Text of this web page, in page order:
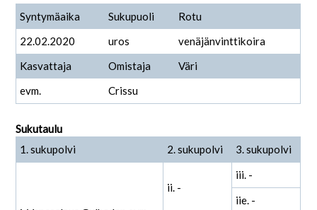
Syntymäaika Sukupuoli
Rotu
22.02.2020
uros
venäjänvinttikoira
Kasvattaja
Omistaja
Väri
evm.
Crissu
Sukutaulu
1. sukupolvi
2. sukupolvi 3. sukupolvi
ii. -
iii. -
iie. -